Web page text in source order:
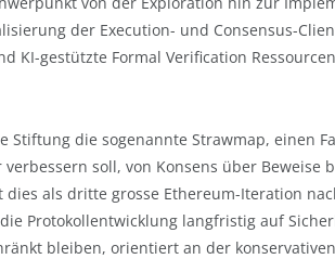
der Execution- und Consensus-
KI-gestützte Formal Verification
Stiftung die sogenannte Strawmap, einen
soll, von Konsens über Beweise
als dritte grosse Ethereum-Iteration
Protokollentwicklung langfristig auf
bleiben, orientiert an der